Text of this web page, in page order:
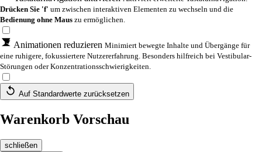
Drücken Sie 'f' um zwischen interaktiven Elementen zu wechseln und die
Bedienung ohne Maus zu ermöglichen.
Animationen reduzieren Minimiert bewegte Inhalte und Übergänge für
eine ruhigere, fokussiertere Nutzererfahrung. Besonders hilfreich bei Vestibular-
Störungen oder Konzentrationsschwierigkeiten.
Auf Standardwerte zurücksetzen
Warenkorb Vorschau
schließen